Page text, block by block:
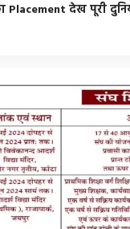
Placement देख पूरी